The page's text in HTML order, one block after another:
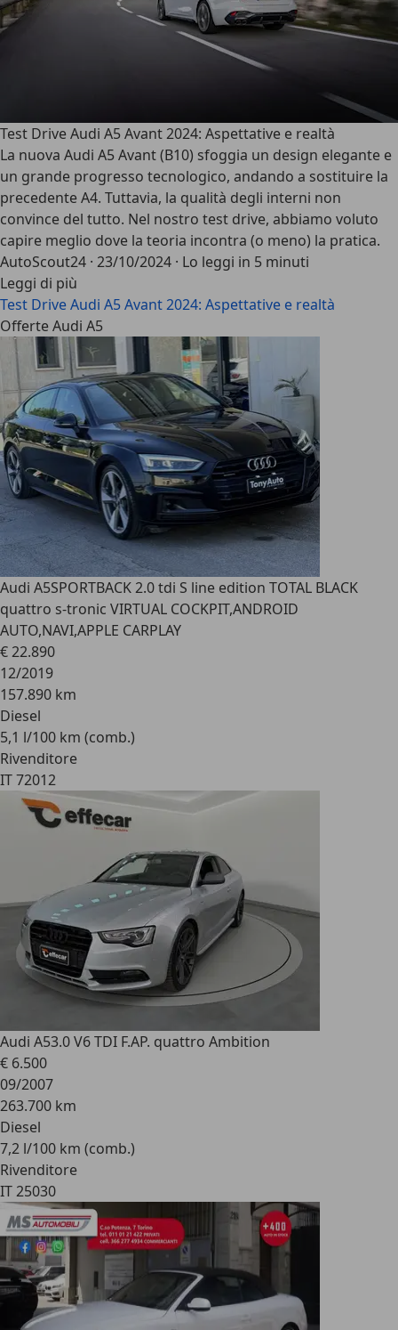
Test Drive Audi A5 Avant 2024: Aspettative e realtà
La nuova Audi A5 Avant (B10) sfoggia un design elegante e
un grande progresso tecnologico, andando a sostituire la
precedente A4. Tuttavia, la qualità degli interni non
convince del tutto. Nel nostro test drive, abbiamo voluto
capire meglio dove la teoria incontra (o meno) la pratica.
AutoScout24 · 23/10/2024 · Lo leggi in 5 minuti
Leggi di più
Test Drive Audi A5 Avant 2024: Aspettative e realtà
Offerte Audi A5
Audi A5SPORTBACK 2.0 tdi S line edition TOTAL BLACK
quattro s-tronic VIRTUAL COCKPIT,ANDROID
AUTO,NAVI,APPLE CARPLAY
€ 22.890
12/2019
157.890 km
Diesel
5,1 l/100 km (comb.)
Rivenditore
IT 72012
Audi A53.0 V6 TDI F.AP. quattro Ambition
€ 6.500
09/2007
263.700 km
Diesel
7,2 l/100 km (comb.)
Rivenditore
IT 25030